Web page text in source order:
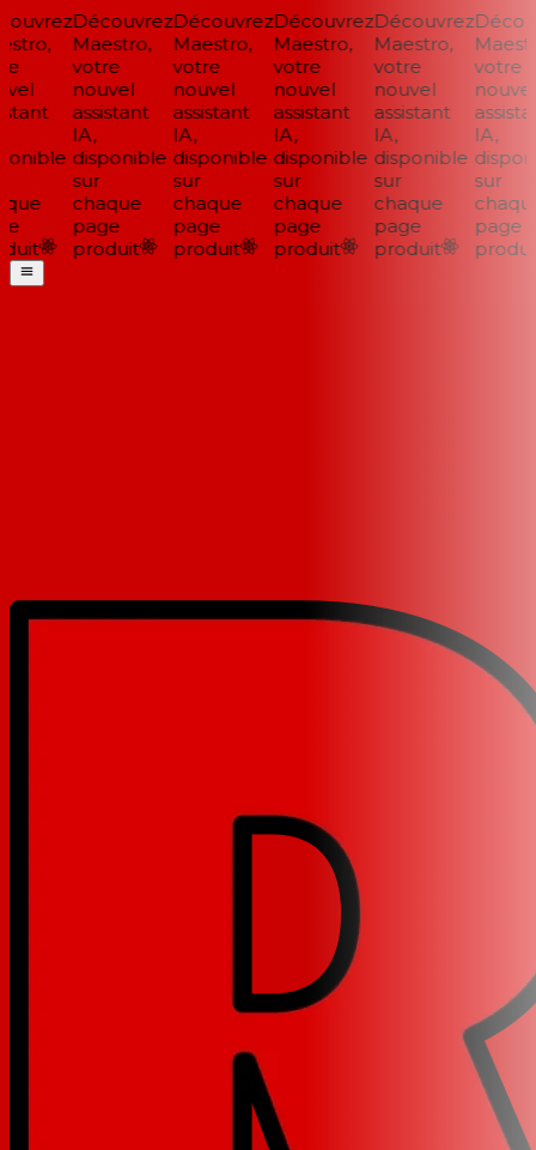
Découvrez
Maestro,
votre
nouvel
assistant
IA,
disponible
sur
chaque
page
produit
Découvrez
Maestro,
votre
nouvel
assistant
IA,
disponible
sur
chaque
page
produit
Découvrez
Maestro,
votre
nouvel
assistant
IA,
disponible
sur
chaque
page
produit
Découvrez
Maestro,
votre
nouvel
assistant
IA,
disponible
sur
chaque
page
produit
votre
nouvel
IA,
sur
chaque
page
produit